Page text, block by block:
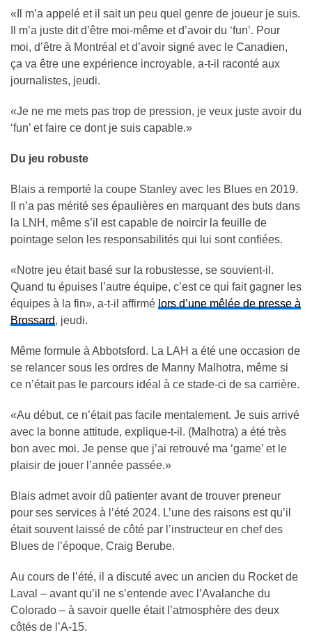
«Il m’a appelé et il sait un peu quel genre de joueur je suis.
Il m’a juste dit d’être moi-même et d’avoir du ‘fun’. Pour
moi, d’être à Montréal et d’avoir signé avec le Canadien,
ça va être une expérience incroyable, a-t-il raconté aux
journalistes, jeudi.
«Je ne me mets pas trop de pression, je veux juste avoir du
‘fun’ et faire ce dont je suis capable.»
Du jeu robuste
Blais a remporté la coupe Stanley avec les Blues en 2019.
Il n’a pas mérité ses épaulières en marquant des buts dans
la LNH, même s’il est capable de noircir la feuille de
pointage selon les responsabilités qui lui sont confiées.
«Notre jeu était basé sur la robustesse, se souvient-il.
Quand tu épuises l’autre équipe, c’est ce qui fait gagner les
équipes à la fin», a-t-il affirmé lors d’une mêlée de presse à
Brossard, jeudi.
Même formule à Abbotsford. La LAH a été une occasion de
se relancer sous les ordres de Manny Malhotra, même si
ce n’était pas le parcours idéal à ce stade-ci de sa carrière.
«Au début, ce n’était pas facile mentalement. Je suis arrivé
avec la bonne attitude, explique-t-il. (Malhotra) a été très
bon avec moi. Je pense que j’ai retrouvé ma ‘game’ et le
plaisir de jouer l’année passée.»
Blais admet avoir dû patienter avant de trouver preneur
pour ses services à l’été 2024. L’une des raisons est qu’il
était souvent laissé de côté par l’instructeur en chef des
Blues de l’époque, Craig Berube.
Au cours de l’été, il a discuté avec un ancien du Rocket de
Laval – avant qu’il ne s’entende avec l’Avalanche du
Colorado – à savoir quelle était l’atmosphère des deux
côtés de l’A-15.